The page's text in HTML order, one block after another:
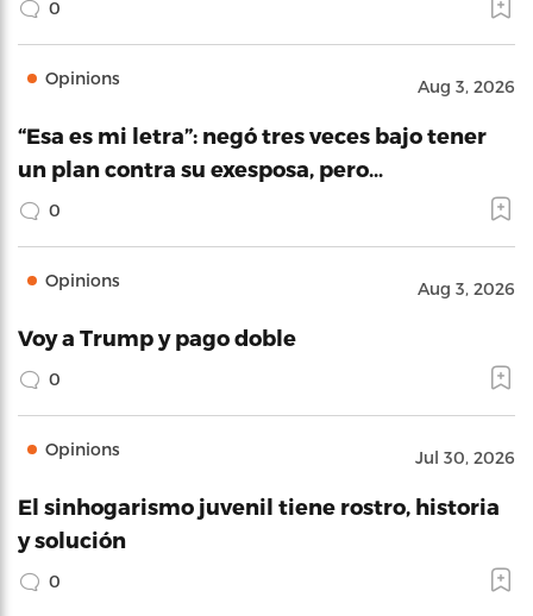
0
Opinions Aug 3, 2026
“Esa es mi letra”: negó tres veces bajo tener
un plan contra su exesposa, pero…
0
Opinions Aug 3, 2026
Voy a Trump y pago doble
0
Opinions Jul 30, 2026
El sinhogarismo juvenil tiene rostro, historia
y solución
0